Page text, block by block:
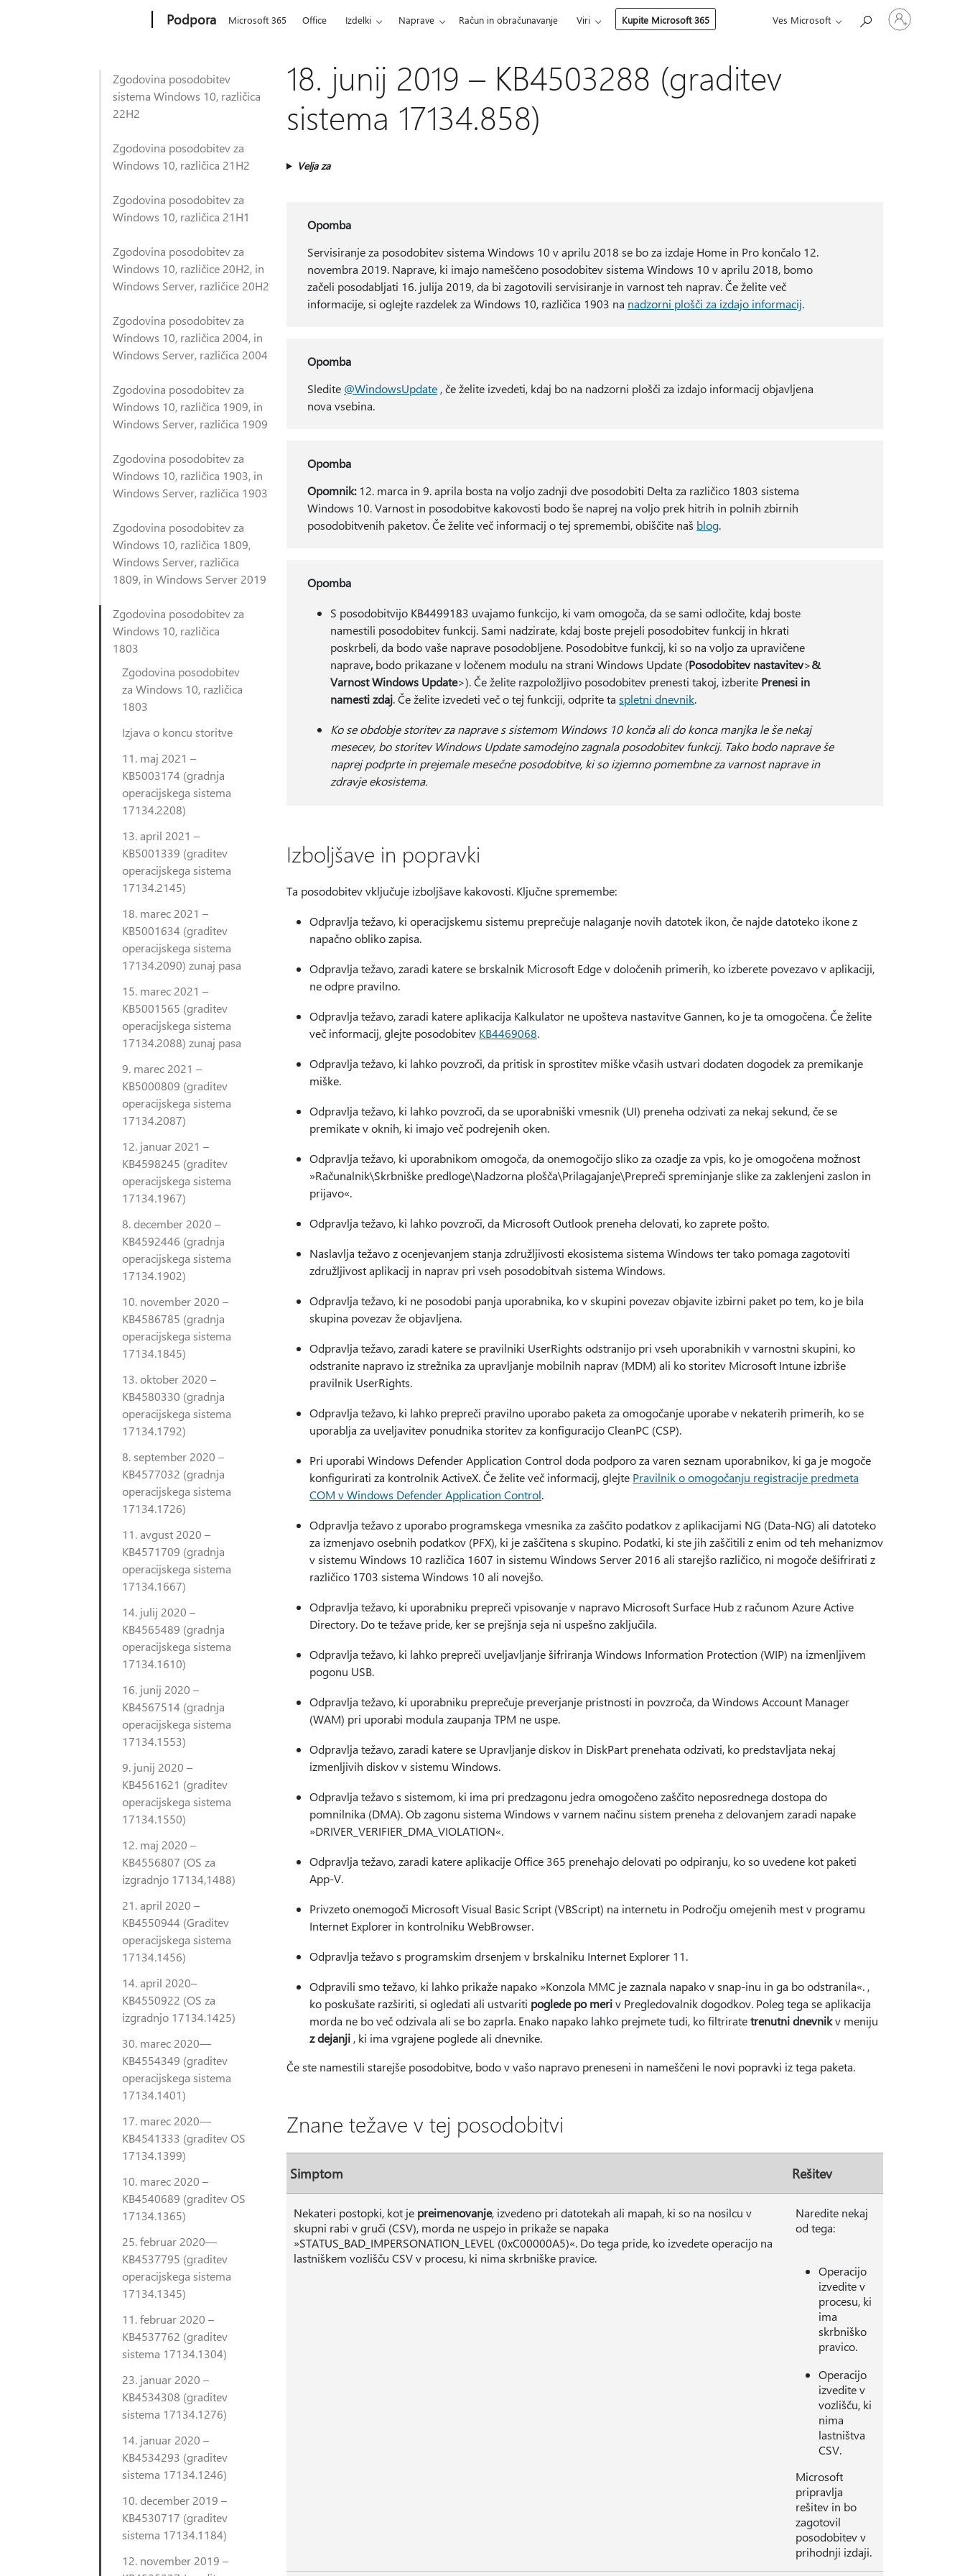
Podpora Microsoft 365 Office Izdelki Naprave Račun in obračunavanje Viri Kupite Microsoft 365 Ves Microsoft
Vpišite
se
Zgodovina posodobitev
sistema Windows 10, različica
22H2
Zgodovina posodobitev za
Windows 10, različica 21H2
Zgodovina posodobitev za
Windows 10, različica 21H1
Zgodovina posodobitev za
Windows 10, različice 20H2, in
Windows Server, različice 20H2
Zgodovina posodobitev za
Windows 10, različica 2004, in
Windows Server, različica 2004
Zgodovina posodobitev za
Windows 10, različica 1909, in
Windows Server, različica 1909
Zgodovina posodobitev za
Windows 10, različica 1903, in
Windows Server, različica 1903
Zgodovina posodobitev za
Windows 10, različica 1809,
Windows Server, različica
1809, in Windows Server 2019
Zgodovina posodobitev za
Windows 10, različica
1803
Zgodovina posodobitev
za Windows 10, različica
1803
Izjava o koncu storitve
11. maj 2021 –
KB5003174 (gradnja
operacijskega sistema
17134.2208)
13. april 2021 –
KB5001339 (graditev
operacijskega sistema
17134.2145)
18. marec 2021 –
KB5001634 (graditev
operacijskega sistema
17134.2090) zunaj pasa
15. marec 2021 –
KB5001565 (graditev
operacijskega sistema
17134.2088) zunaj pasa
9. marec 2021 –
KB5000809 (graditev
operacijskega sistema
17134.2087)
12. januar 2021 –
KB4598245 (graditev
operacijskega sistema
17134.1967)
8. december 2020 –
KB4592446 (gradnja
operacijskega sistema
17134.1902)
10. november 2020 –
KB4586785 (gradnja
operacijskega sistema
17134.1845)
13. oktober 2020 –
KB4580330 (gradnja
operacijskega sistema
17134.1792)
8. september 2020 –
KB4577032 (gradnja
operacijskega sistema
17134.1726)
11. avgust 2020 –
KB4571709 (gradnja
operacijskega sistema
17134.1667)
14. julij 2020 –
KB4565489 (gradnja
operacijskega sistema
17134.1610)
16. junij 2020 –
KB4567514 (gradnja
operacijskega sistema
17134.1553)
9. junij 2020 –
KB4561621 (graditev
operacijskega sistema
17134.1550)
12. maj 2020 –
KB4556807 (OS za
izgradnjo 17134,1488)
21. april 2020 –
KB4550944 (Graditev
operacijskega sistema
17134.1456)
14. april 2020–
KB4550922 (OS za
izgradnjo 17134.1425)
30. marec 2020—
KB4554349 (graditev
operacijskega sistema
17134.1401)
17. marec 2020—
KB4541333 (graditev OS
17134.1399)
10. marec 2020 –
KB4540689 (graditev OS
17134.1365)
25. februar 2020—
KB4537795 (graditev
operacijskega sistema
17134.1345)
11. februar 2020 –
KB4537762 (graditev
sistema 17134.1304)
23. januar 2020 –
KB4534308 (graditev
sistema 17134.1276)
14. januar 2020 –
KB4534293 (graditev
sistema 17134.1246)
10. december 2019 –
KB4530717 (graditev
sistema 17134.1184)
12. november 2019 –
18. junij 2019 – KB4503288 (graditev
sistema 17134.858)
Velja za
Opomba
Servisiranje za posodobitev sistema Windows 10 v aprilu 2018 se bo za izdaje Home in Pro končalo 12.
novembra 2019. Naprave, ki imajo nameščeno posodobitev sistema Windows 10 v aprilu 2018, bomo
začeli posodabljati 16. julija 2019, da bi zagotovili servisiranje in varnost teh naprav. Če želite več
informacije, si oglejte razdelek za Windows 10, različica 1903 na nadzorni plošči za izdajo informacij.
Opomba
Sledite @WindowsUpdate , če želite izvedeti, kdaj bo na nadzorni plošči za izdajo informacij objavljena
nova vsebina.
Opomba
Opomnik:12. marca in 9. aprila bosta na voljo zadnji dve posodobiti Delta za različico 1803 sistema
Windows 10. Varnost in posodobitve kakovosti bodo še naprej na voljo prek hitrih in polnih zbirnih
posodobitvenih paketov. Če želite več informacij o tej spremembi, obiščite naš blog.
Opomba
S posodobitvijo KB4499183 uvajamo funkcijo, ki vam omogoča, da se sami odločite, kdaj boste
namestili posodobitev funkcij. Sami nadzirate, kdaj boste prejeli posodobitev funkcij in hkrati
poskrbeli, da bodo vaše naprave posodobljene. Posodobitve funkcij, ki so na voljo za upravičene
naprave, bodo prikazane v ločenem modulu na strani Windows Update (Posodobitev nastavitev>&
Varnost Windows Update>). Če želite razpoložljivo posodobitev prenesti takoj, izberite Prenesi in
namesti zdaj. Če želite izvedeti več o tej funkciji, odprite taspletni dnevnik.
Ko se obdobje storitev za naprave s sistemom Windows 10 konča ali do konca manjka le še nekaj
mesecev, bo storitev Windows Update samodejno zagnala posodobitev funkcij. Tako bodo naprave še
naprej podprte in prejemale mesečne posodobitve, ki so izjemno pomembne za varnost naprave in
zdravje ekosistema.
Izboljšave in popravki
Ta posodobitev vključuje izboljšave kakovosti. Ključne spremembe:
Odpravlja težavo, ki operacijskemu sistemu preprečuje nalaganje novih datotek ikon, če najde datoteko ikone z
napačno obliko zapisa.
Odpravlja težavo, zaradi katere se brskalnik Microsoft Edge v določenih primerih, ko izberete povezavo v aplikaciji,
ne odpre pravilno.
Odpravlja težavo, zaradi katere aplikacija Kalkulator ne upošteva nastavitve Gannen, ko je ta omogočena. Če želite
več informacij, glejte posodobitev KB4469068.
Odpravlja težavo, ki lahko povzroči, da pritisk in sprostitev miške včasih ustvari dodaten dogodek za premikanje
miške.
Odpravlja težavo, ki lahko povzroči, da se uporabniški vmesnik (UI) preneha odzivati za nekaj sekund, če se
premikate v oknih, ki imajo več podrejenih oken.
Odpravlja težavo, ki uporabnikom omogoča, da onemogočijo sliko za ozadje za vpis, ko je omogočena možnost
»Računalnik\Skrbniške predloge\Nadzorna plošča\Prilagajanje\Prepreči spreminjanje slike za zaklenjeni zaslon in
prijavo«.
Odpravlja težavo, ki lahko povzroči, da Microsoft Outlook preneha delovati, ko zaprete pošto.
Naslavlja težavo z ocenjevanjem stanja združljivosti ekosistema sistema Windows ter tako pomaga zagotoviti
združljivost aplikacij in naprav pri vseh posodobitvah sistema Windows.
Odpravlja težavo, ki ne posodobi panja uporabnika, ko v skupini povezav objavite izbirni paket po tem, ko je bila
skupina povezav že objavljena.
Odpravlja težavo, zaradi katere se pravilniki UserRights odstranijo pri vseh uporabnikih v varnostni skupini, ko
odstranite napravo iz strežnika za upravljanje mobilnih naprav (MDM) ali ko storitev Microsoft Intune izbriše
pravilnik UserRights.
Odpravlja težavo, ki lahko prepreči pravilno uporabo paketa za omogočanje uporabe v nekaterih primerih, ko se
uporablja za uveljavitev ponudnika storitev za konfiguracijo CleanPC (CSP).
Pri uporabi Windows Defender Application Control doda podporo za varen seznam uporabnikov, ki ga je mogoče
konfigurirati za kontrolnik ActiveX. Če želite več informacij, glejte Pravilnik o omogočanju registracije predmeta
COM v Windows Defender Application Control.
Odpravlja težavo z uporabo programskega vmesnika za zaščito podatkov z aplikacijami NG (Data-NG) ali datoteko
za izmenjavo osebnih podatkov (PFX), ki je zaščitena s skupino. Podatki, ki ste jih zaščitili z enim od teh mehanizmov
v sistemu Windows 10 različica 1607 in sistemu Windows Server 2016 ali starejšo različico, ni mogoče dešifrirati z
različico 1703 sistema Windows 10 ali novejšo.
Odpravlja težavo, ki uporabniku prepreči vpisovanje v napravo Microsoft Surface Hub z računom Azure Active
Directory. Do te težave pride, ker se prejšnja seja ni uspešno zaključila.
Odpravlja težavo, ki lahko prepreči uveljavljanje šifriranja Windows Information Protection (WIP) na izmenljivem
pogonu USB.
Odpravlja težavo, ki uporabniku preprečuje preverjanje pristnosti in povzroča, da Windows Account Manager
(WAM) pri uporabi modula zaupanja TPM ne uspe.
Odpravlja težavo, zaradi katere se Upravljanje diskov in DiskPart prenehata odzivati, ko predstavljata nekaj
izmenljivih diskov v sistemu Windows.
Odpravlja težavo s sistemom, ki ima pri predzagonu jedra omogočeno zaščito neposrednega dostopa do
pomnilnika (DMA). Ob zagonu sistema Windows v varnem načinu sistem preneha z delovanjem zaradi napake
»DRIVER_VERIFIER_DMA_VIOLATION«.
Odpravlja težavo, zaradi katere aplikacije Office 365 prenehajo delovati po odpiranju, ko so uvedene kot paketi
App-V.
Privzeto onemogoči Microsoft Visual Basic Script (VBScript) na internetu in Področju omejenih mest v programu
Internet Explorer in kontrolniku WebBrowser.
Odpravlja težavo s programskim drsenjem v brskalniku Internet Explorer 11.
Odpravili smo težavo, ki lahko prikaže napako »Konzola MMC je zaznala napako v snap-inu in ga bo odstranila«. ,
ko poskušate razširiti, si ogledati ali ustvariti poglede po meriv Pregledovalnik dogodkov. Poleg tega se aplikacija
morda ne bo več odzivala ali se bo zaprla. Enako napako lahko prejmete tudi, ko filtriratetrenutni dnevnikv meniju
z dejanji , ki ima vgrajene poglede ali dnevnike.
Če ste namestili starejše posodobitve, bodo v vašo napravo preneseni in nameščeni le novi popravki iz tega paketa.
Znane težave v tej posodobitvi
Simptom Rešitev
Nekateri postopki, kot je preimenovanje, izvedeno pri datotekah ali mapah, ki so na nosilcu v
skupni rabi v gruči (CSV), morda ne uspejo in prikaže se napaka
»STATUS_BAD_IMPERSONATION_LEVEL (0xC00000A5)«. Do tega pride, ko izvedete operacijo na
lastniškem vozlišču CSV v procesu, ki nima skrbniške pravice.
Naredite nekaj
od tega:
Operacijo
izvedite v
procesu, ki
ima
skrbniško
pravico.
Operacijo
izvedite v
vozlišču, ki
nima
lastništva
CSV.
Microsoft
pripravlja
rešitev in bo
zagotovil
posodobitev v
prihodnji izdaji.